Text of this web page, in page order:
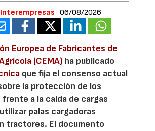
06/08/2026
Europea de Fabricantes de
(CEMA) ha publicado
que fija el consenso actual
la protección de los
a la caída de cargas
palas cargadoras
tractores. El documento